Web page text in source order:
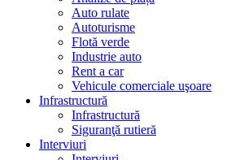
Auto rulate
Autoturisme
Flotă verde
Industrie auto
Rent a car
Vehicule comerciale uşoare
Infrastructură
Infrastructură
Siguranţă rutieră
Interviuri